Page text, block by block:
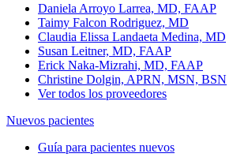
Daniela Arroyo Larrea, MD, FAAP
Taimy Falcon Rodriguez, MD
Claudia Elissa Landaeta Medina, MD
Susan Leitner, MD, FAAP
Erick Naka-Mizrahi, MD, FAAP
Christine Dolgin, APRN, MSN, BSN
Ver todos los proveedores
Nuevos pacientes
Guía para pacientes nuevos